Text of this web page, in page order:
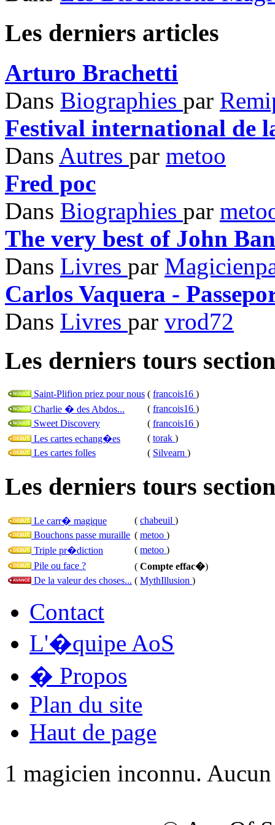
Les derniers articles
Arturo Brachetti
Dans Biographies par
Festival international de
Dans Autres par metoo
Fred poc
Dans Biographies par
The very best of John
Dans Livres par
Carlos Vaquera -
Dans Livres par vrod72
Les derniers tours
Saint-Plifion priez pour nous ( francois16 )
Charlie � des Abdos...
( francois16 )
Sweet Discovery
( francois16 )
Les cartes echang�es
( torak )
Les cartes folles
( Silvearn )
Les derniers tours
Le carr� magique ( chabeuil )
Bouchons passe muraille ( metoo )
Triple pr�diction
( metoo )
Pile ou face ?
( Compte effac�)
De la valeur des choses... ( MythIllusion )
Contact
L'�quipe AoS
� Propos
Plan du site
Haut de page
1 magicien inconnu.